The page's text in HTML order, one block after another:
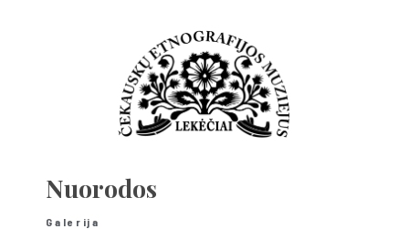
Nuorodos
Galerija